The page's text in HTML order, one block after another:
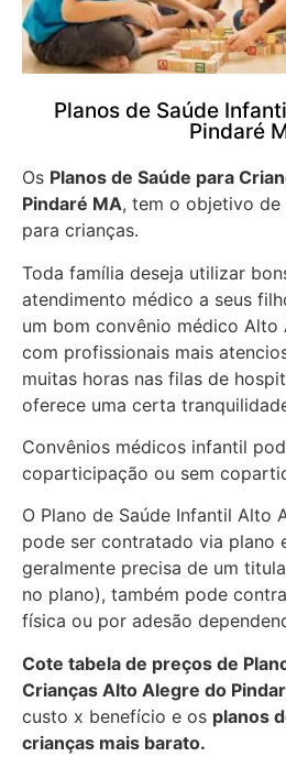
Planos de Saúde
Pindaré
Os Planos de Saúde para
Pindaré MA, tem o objetivo
para crianças.
Toda família deseja utilizar
atendimento médico a seus
um bom convênio médico Alto
com profissionais mais
muitas horas nas filas de
oferece uma certa
Convênios médicos infantil
coparticipação ou sem
O Plano de Saúde Infantil Alto
pode ser contratado via plano
geralmente precisa de um
no plano), também pode
física ou por adesão
Cote tabela de preços de
Crianças Alto Alegre do
custo x benefício e os planos
crianças mais barato.